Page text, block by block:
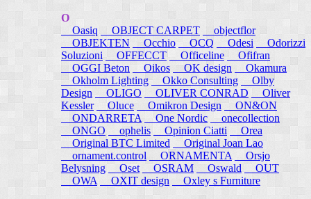
O
Oasiq
OBJECT CARPET
objectflor
OBJEKTEN
Occhio OCQ Odesi
Odorizzi
Soluzioni
OFFECCT Officeline
Ofifran
OGGI Beton
Oikos OK design
Okamura
Okholm Lighting
Okko Consulting
Olby
Design
OLIGO OLIVER CONRAD
Oliver
Kessler
Oluce Omikron Design
ON&ON
ONDARRETA
One Nordic
onecollection
ONGO
ophelis Opinion Ciatti
Orea
Original BTC Limited
Original Joan Lao
ornament.control
ORNAMENTA
Orsjo
Belysning
Oset OSRAM Oswald
OUT
OWA
OXIT design Oxley s Furniture